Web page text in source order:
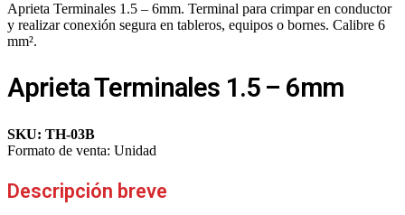
Aprieta Terminales 1.5 – 6mm. Terminal para crimpar en conductor
y realizar conexión segura en tableros, equipos o bornes. Calibre 6
mm².
Aprieta Terminales 1.5 – 6mm
SKU: TH-03B
Formato de venta: Unidad
Descripción breve